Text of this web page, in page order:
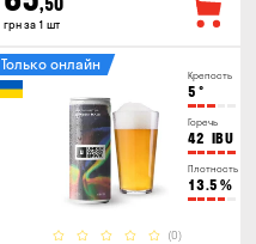
грн за 1 шт
Крепость
5 °
Горечь
42 IBU
Плотность
13.5 %
(0)
Только онлайн